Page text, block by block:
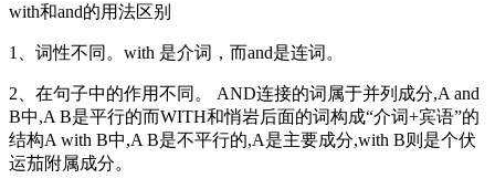
with和and的用法区别
1、词性不同。with 是介词，而and是连词。
2、在句子中的作用不同。 AND连接的词属于并列成分,A and
B中,A B是平行的而WITH和悄岩后面的词构成“介词+宾语”的
结构A with B中,A B是不平行的,A是主要成分,with B则是个伏
运茄附属成分。